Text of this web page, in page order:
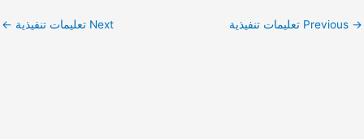
→ Next تعليمات تنفيذية ←